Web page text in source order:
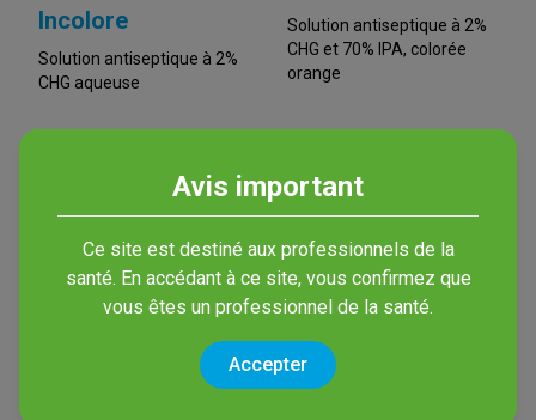
Incolore
Solution antiseptique à 2%
CHG aqueuse
Solution antiseptique à 2%
CHG et 70% IPA, colorée
orange
Bactiseptic Wipes
Avis important
Ce site est destiné aux professionnels de la
santé. En accédant à ce site, vous confirmez que
vous êtes un professionnel de la santé.
Accepter